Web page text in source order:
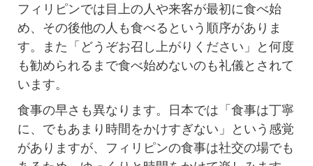
フィリピンでは目上の人や来客が最初に食べ始
め、その後他の人も食べるという順序がありま
す。また「どうぞお召し上がりください」と何度
も勧められるまで食べ始めないのも礼儀とされて
います。
食事の早さも異なります。日本では「食事は丁寧
に、でもあまり時間をかけすぎない」という感覚
がありますが、フィリピンの食事は社交の場でも